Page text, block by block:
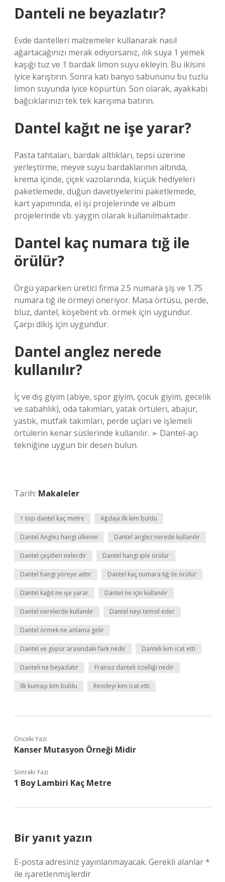
Danteli ne beyazlatır?
Evde dantelleri malzemeler kullanarak nasıl
ağartacağınızı merak ediyorsanız, ılık suya 1 yemek
kaşığı tuz ve 1 bardak limon suyu ekleyin. Bu ikisini
iyice karıştırın. Sonra katı banyo sabununu bu tuzlu
limon suyunda iyice köpürtün. Son olarak, ayakkabı
bağcıklarınızı tek tek karışıma batırın.
Dantel kağıt ne işe yarar?
Pasta tahtaları, bardak altlıkları, tepsi üzerine
yerleştirme, meyve suyu bardaklarının altında,
krema içinde, çiçek vazolarında, küçük hediyeleri
paketlemede, düğün davetiyelerini paketlemede,
kart yapımında, el işi projelerinde ve albüm
projelerinde vb. yaygın olarak kullanılmaktadır.
Dantel kaç numara tığ ile
örülür?
Örgü yaparken üretici firma 2.5 numara şiş ve 1.75
numara tığ ile örmeyi öneriyor. Masa örtüsü, perde,
bluz, dantel, köşebent vb. örmek için uygundur.
Çarpı dikiş için uygundur.
Dantel anglez nerede
kullanılır?
İç ve dış giyim (abiye, spor giyim, çocuk giyim, gecelik
ve sabahlık), oda takımları, yatak örtüleri, abajur,
yastık, mutfak takımları, perde uçları ve işlemeli
örtülerin kenar süslerinde kullanılır. ➢ Dantel-açı
tekniğine uygun bir desen bulun.
Tarih: Makaleler
1 top dantel kaç metre Ağdayı ilk kim buldu
Dantel Anglez hangi ülkenin Dantel anglez nerede kullanılır
Dantel çeşitleri nelerdir Dantel hangi iple örülür
Dantel hangi yöreye aittir Dantel kaç numara tığ ile örülür
Dantel kağıt ne işe yarar Dantel ne için kullanılır
Dantel nerelerde kullanılır Dantel neyi temsil eder
Dantel örmek ne anlama gelir
Dantel ve güpür arasındaki fark nedir Danteli kim icat etti
Danteli ne beyazlatır Fransız danteli özelliği nedir
İlk kumaşı kim buldu Rendeyi kim icat etti
Önceki Yazı
Kanser Mutasyon Örneği Midir
Sonraki Yazı
1 Boy Lambiri Kaç Metre
Bir yanıt yazın
E-posta adresiniz yayınlanmayacak. Gerekli alanlar*
ile işaretlenmişlerdir